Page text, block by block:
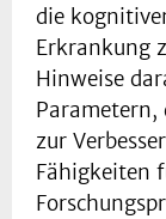
die
Erkrankung
Hinweise
zur
Fähigkeiten